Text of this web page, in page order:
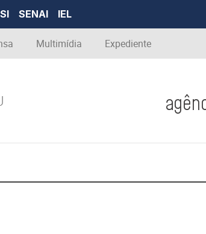
SENAI IEL
Multimídia Expediente